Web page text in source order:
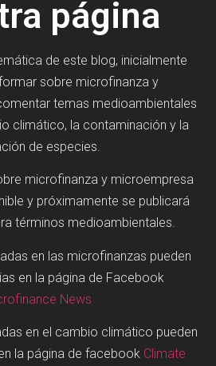
página
de este blog, inicialmente
sobre microfinanza y
temas medioambientales
climático, la contaminación y la
de especies.
microfinanza y microempresa
y próximamente se publicará
términos medioambientales.
en las microfinanzas pueden
en la página de Facebook
News
en el cambio climático pueden
la página de facebook Climate